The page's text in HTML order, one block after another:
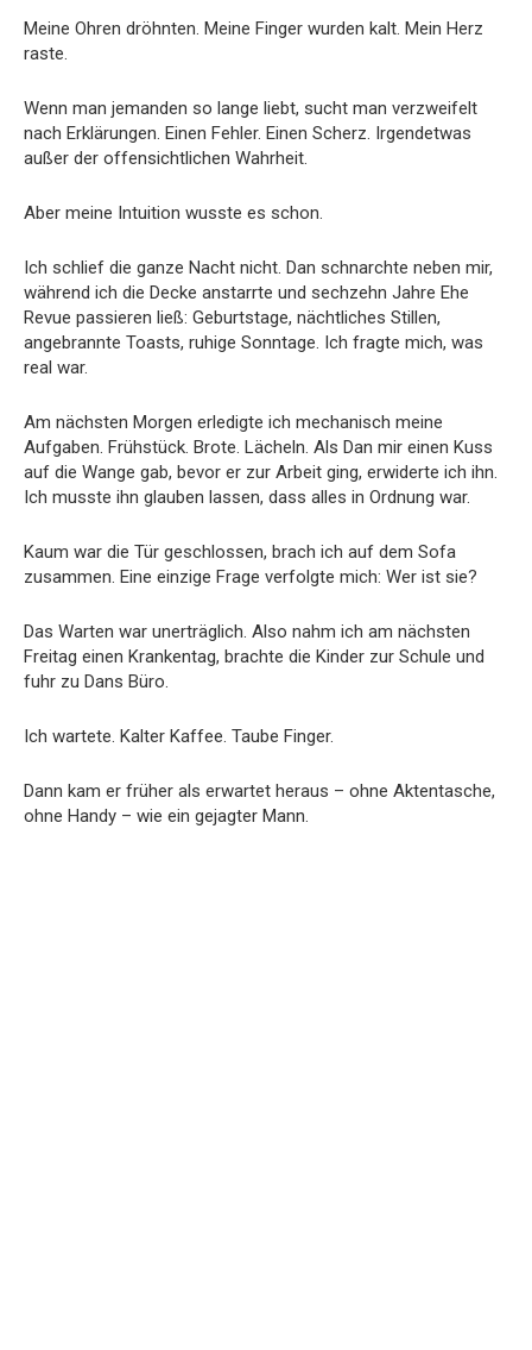
Meine Ohren dröhnten. Meine Finger wurden kalt. Mein Herz
raste.
Wenn man jemanden so lange liebt, sucht man verzweifelt
nach Erklärungen. Einen Fehler. Einen Scherz. Irgendetwas
außer der offensichtlichen Wahrheit.
Aber meine Intuition wusste es schon.
Ich schlief die ganze Nacht nicht. Dan schnarchte neben mir,
während ich die Decke anstarrte und sechzehn Jahre Ehe
Revue passieren ließ: Geburtstage, nächtliches Stillen,
angebrannte Toasts, ruhige Sonntage. Ich fragte mich, was
real war.
Am nächsten Morgen erledigte ich mechanisch meine
Aufgaben. Frühstück. Brote. Lächeln. Als Dan mir einen Kuss
auf die Wange gab, bevor er zur Arbeit ging, erwiderte ich ihn.
Ich musste ihn glauben lassen, dass alles in Ordnung war.
Kaum war die Tür geschlossen, brach ich auf dem Sofa
zusammen. Eine einzige Frage verfolgte mich: Wer ist sie?
Das Warten war unerträglich. Also nahm ich am nächsten
Freitag einen Krankentag, brachte die Kinder zur Schule und
fuhr zu Dans Büro.
Ich wartete. Kalter Kaffee. Taube Finger.
Dann kam er früher als erwartet heraus – ohne Aktentasche,
ohne Handy – wie ein gejagter Mann.